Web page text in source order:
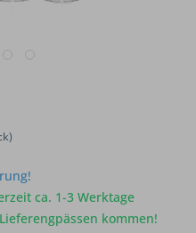
ca. 1-3 Werktage
kommen!